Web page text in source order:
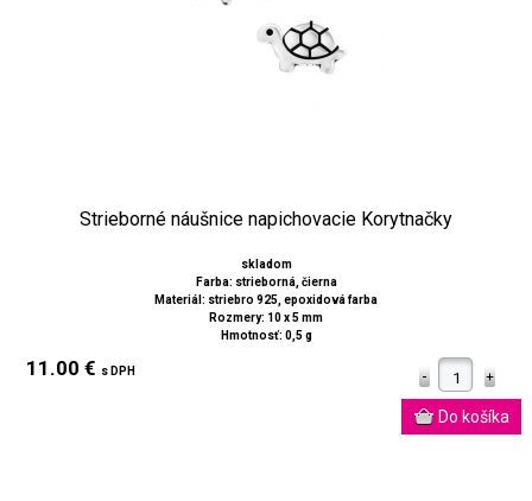
Strieborné náušnice napichovacie Korytnačky
skladom
Farba: strieborná, čierna
Materiál: striebro 925, epoxidová farba
Rozmery: 10 x 5 mm
Hmotnosť: 0,5 g
11.00 € s DPH